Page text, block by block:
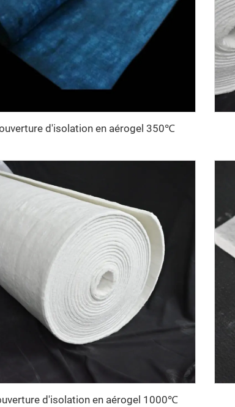
d'isolation en aérogel 350℃
d'isolation en aérogel 1000℃